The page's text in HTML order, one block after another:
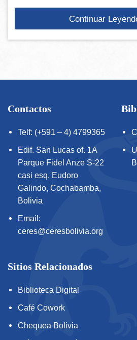
Continuar
Contactos
Telf: (+591 – 4) 4799365
Edif. San Lucas of. 1A
Parque Fidel Anze S-22
casi esq. Eudoro
Galindo, Cochabamba,
Bolivia
Email:
ceres@ceresbolivia.org
Sitios Relacionados
Biblioteca Digital
Café Cowork
Chequea Bolivia